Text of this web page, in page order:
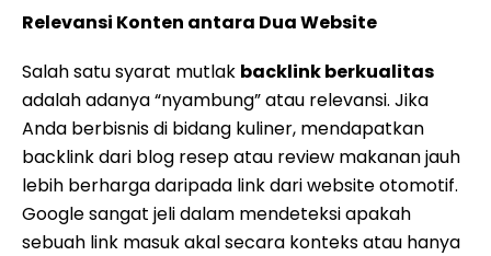
Relevansi Konten antara Dua Website
Salah satu syarat mutlak backlink berkualitas
adalah adanya “nyambung” atau relevansi. Jika
Anda berbisnis di bidang kuliner, mendapatkan
backlink dari blog resep atau review makanan jauh
lebih berharga daripada link dari website otomotif.
Google sangat jeli dalam mendeteksi apakah
sebuah link masuk akal secara konteks atau hanya